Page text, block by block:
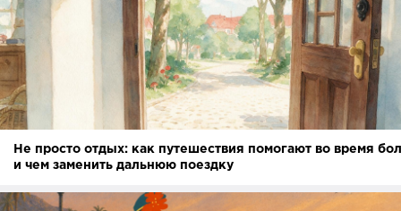
Не просто отдых: как путешествия помогают во время
и чем заменить дальнюю поездку